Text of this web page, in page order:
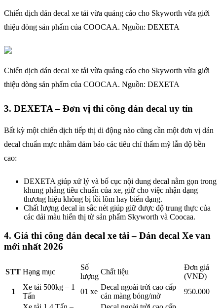
Chiến dịch dán decal xe tải vừa quảng cáo cho Skyworth vừa giới
thiệu dòng sản phẩm của COOCAA. Nguồn: DEXETA
Chiến dịch dán decal xe tải vừa quảng cáo cho Skyworth vừa giới
thiệu dòng sản phẩm của COOCAA. Nguồn: DEXETA
3. DEXETA – Đơn vị thi công dán decal uy tín
Bất kỳ một chiến dịch tiếp thị di động nào cũng cần một đơn vị dán
decal chuẩn mực nhằm đảm bảo các tiêu chí thẩm mỹ lẫn độ bền
cao:
DEXETA giúp xử lý và bố cục nội dung decal nằm gọn trong
khung phẳng tiêu chuẩn của xe, giữ cho việc nhận dạng
thương hiệu không bị lồi lõm hay biến dạng.
Chất lượng decal in sắc nét giúp giữ được độ trung thực của
các dải màu hiển thị từ sản phẩm Skyworth và Coocaa.
4. Giá thi công dán decal xe tải – Dán decal Xe van
mới nhất 2026
STT Hạng mục
Số
lượng
Chất liệu
Đơn giá
(VNĐ)
1
Xe tải 500kg – 1
Tấn
01 xe
Decal ngoài trời cao cấp
cán màng bóng/mờ
950.000